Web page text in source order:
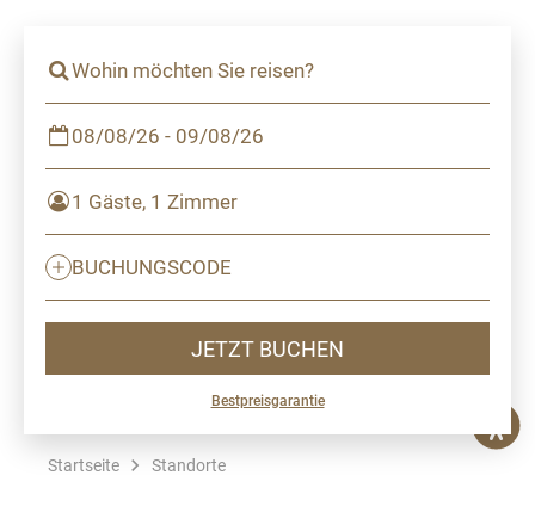
Wohin möchten Sie reisen?
08/08/26 - 09/08/26
1 Gäste, 1 Zimmer
BUCHUNGSCODE
JETZT BUCHEN
Bestpreisgarantie
Startseite Standorte